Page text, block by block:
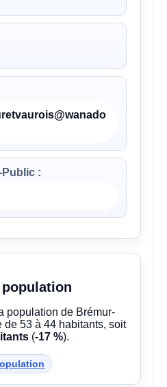
Public :
population de Brémur-
de 53 à 44 habitants, soit
(-17 %).